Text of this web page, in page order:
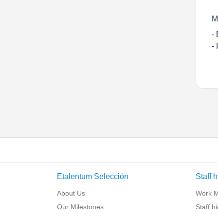
-
-
Etalentum Selección
About Us
Our Milestones
Staff
Work
Staff